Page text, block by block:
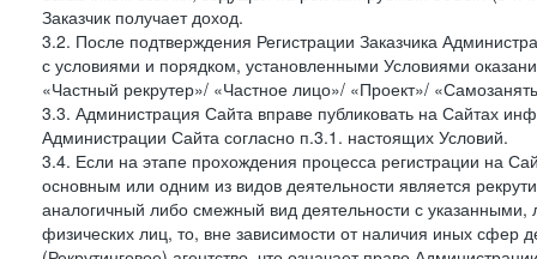
Заказчик получает доход.
3.2. После подтверждения Регистрации Заказчика
с условиями и порядком, установленными Условиями
«Частный рекрутер»/ «Частное лицо»/ «Проект»/
3.3. Администрация Сайта вправе публиковать на Сайтах
Администрации Сайта согласно п.3.1. настоящих Условий.
3.4. Если на этапе прохождения процесса регистрации на
основным или одним из видов деятельности является
аналогичный либо смежный вид деятельности с
физических лиц, то, вне зависимости от наличия иных сфер